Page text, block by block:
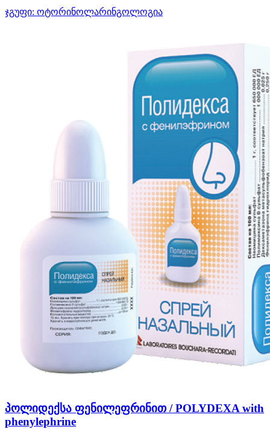
ჯგუფი: ოტორინოლარინგოლოგია
პოლიდექსა ფენილეფრინით / POLYDEXA with
phenylephrine